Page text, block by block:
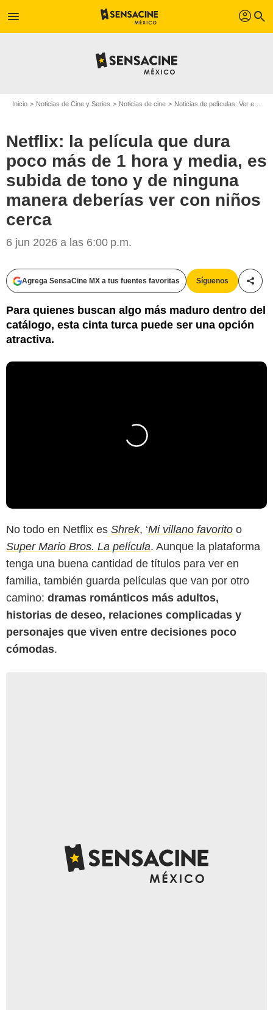
menu profil search
Inicio Noticias de Cine y Series Noticias de cine Noticias de películas: Ver en la web
Netflix: la película que dura
poco más de 1 hora y media, es
subida de tono y de ninguna
manera deberías ver con niños
cerca
6 jun 2026 a las 6:00 p.m.
Agrega SensaCine MX a tus fuentes favoritas Síguenos
Para quienes buscan algo más maduro dentro del
catálogo, esta cinta turca puede ser una opción
atractiva.
No todo en Netflix es Shrek, ‘Mi villano favorito o
Super Mario Bros. La película. Aunque la plataforma
tenga una buena cantidad de títulos para ver en
familia, también guarda películas que van por otro
camino: dramas románticos más adultos,
historias de deseo, relaciones complicadas y
personajes que viven entre decisiones poco
cómodas.